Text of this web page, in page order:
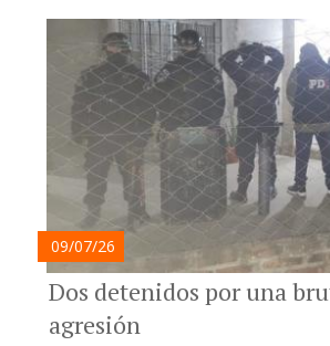
09/07/26
Dos detenidos por una
agresión